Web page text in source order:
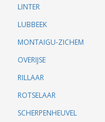
LINTER
LUBBEEK
MONTAIGU-ZICHEM
OVERIJSE
RILLAAR
ROTSELAAR
SCHERPENHEUVEL